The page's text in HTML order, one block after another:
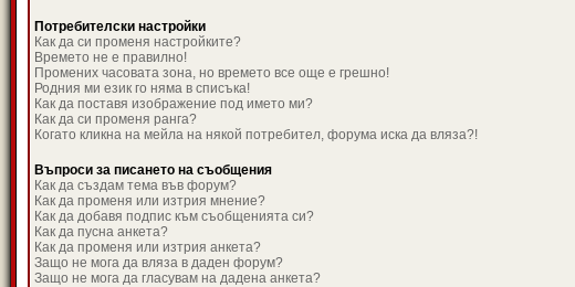
Потребителски настройки
Как да си променя настройките?
Времето не е правилно!
Промених часовата зона, но времето все още е грешно!
Родния ми език го няма в списъка!
Как да поставя изображение под името ми?
Как да си променя ранга?
Когато кликна на мейла на някой потребител, форума иска да вляза?!
Въпроси за писането на съобщения
Как да създам тема във форум?
Как да променя или изтрия мнение?
Как да добавя подпис към съобщенията си?
Как да пусна анкета?
Как да променя или изтрия анкета?
Защо не мога да вляза в даден форум?
Защо не мога да гласувам на дадена анкета?